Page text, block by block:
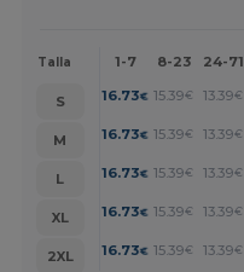
Talla 1-7 8-23 24-71
S 16.73€ 15.39€ 13.39€
M
16.73€ 15.39€ 13.39€
L
16.73€ 15.39€ 13.39€
XL
16.73€ 15.39€ 13.39€
2XL
16.73€ 15.39€ 13.39€